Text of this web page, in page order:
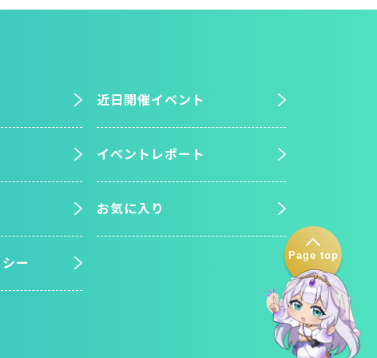
Page top
近日開催イベント
イベントレポート
お気に入り
ー